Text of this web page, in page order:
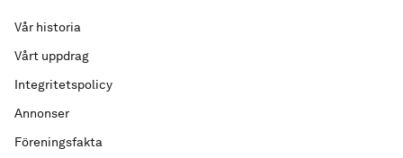
Vår historia
Vårt uppdrag
Integritetspolicy
Annonser
Föreningsfakta